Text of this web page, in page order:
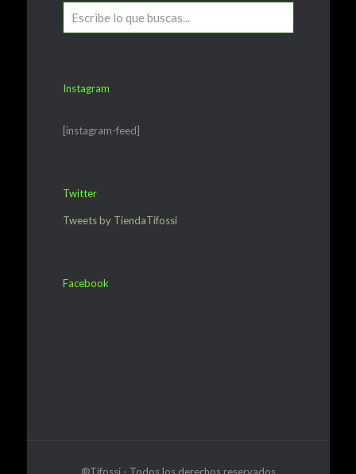
Instagram
[instagram-feed]
Twitter
Tweets by TiendaTifossi
Facebook